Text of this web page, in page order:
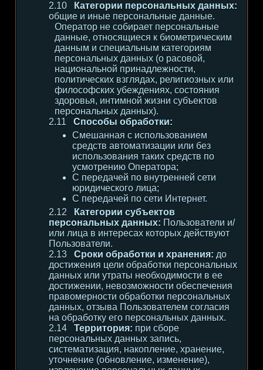
Категории персональных данных:
общие и иные персональные данные.
Оператор не собирает персональные
данные, относящиеся к биометрическим
данным и специальным категориям
персональных данных (о расовой,
национальной принадлежности,
политических взглядах, религиозных или
философских убеждениях, состояния
здоровья, интимной жизни субъектов
персональных данных).
Способы обработки:
Смешанная с использованием
средств автоматизации или без
использования таких средств по
усмотрению Оператора;
С передачей по внутренней сети
юридического лица;
С передачей по сети Интернет.
Категории субъектов
персональных данных: Пользователи и/
или лица в интересах которых действуют
Пользователи.
Сроки обработки и хранения: до
достижения цели обработки персональных
данных или утраты необходимости в ее
достижении, невозможности обеспечения
правомерности обработки персональных
данных, отзыва Пользователем согласия
на обработку его персональных данных.
Территория: при сборе
персональных данных запись,
систематизация, накопление, хранение,
уточнение (обновление, изменение),